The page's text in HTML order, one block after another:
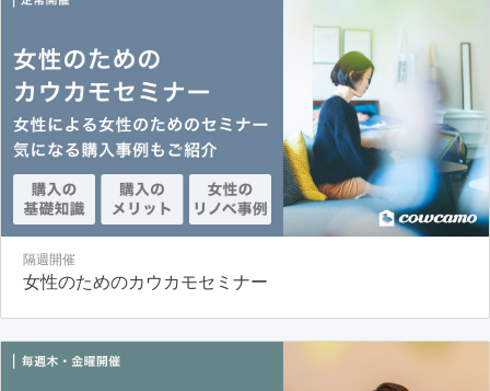
隔週開催
女性のためのカウカモセミナー